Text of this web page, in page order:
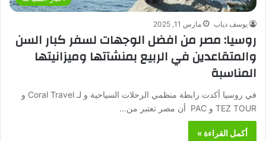
يوسف دياب مارس 11, 2025
روسيا: مصر من افضل الوجهات لسفر كبار السن
والمتقاعدين في الربيع بمنشآتها وميزانيتها
المناسبة
في روسيا أكدت رابطة منظمي الرحلات السياحية و لـ Coral Travel و
TEZ TOUR و PAC أن مصر تعتبر من…
أكمل القراءة »